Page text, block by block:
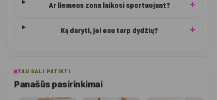
Ar liemens zona laikosi sportuojant?
Ką daryti, jei esu tarp dydžių?
TAU GALI PATIKTI
Panašūs pasirinkimai